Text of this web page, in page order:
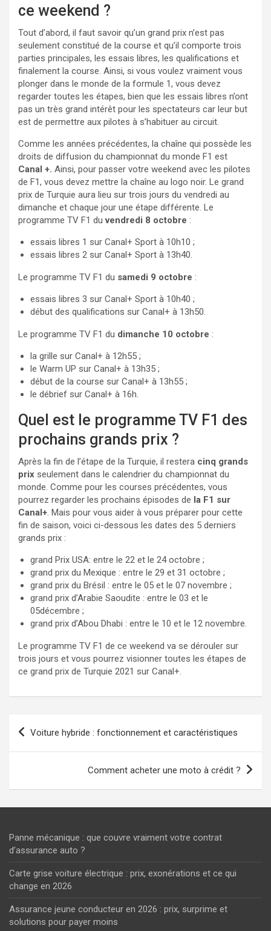
ce weekend ?
Tout d’abord, il faut savoir qu’un grand prix n’est pas
seulement constitué de la course et qu’il comporte trois
parties principales, les essais libres, les qualifications et
finalement la course. Ainsi, si vous voulez vraiment vous
plonger dans le monde de la formule 1, vous devez
regarder toutes les étapes, bien que les essais libres n’ont
pas un très grand intérêt pour les spectateurs car leur but
est de permettre aux pilotes à s’habituer au circuit.
Comme les années précédentes, la chaîne qui possède les
droits de diffusion du championnat du monde F1 est
Canal +. Ainsi, pour passer votre weekend avec les pilotes
de F1, vous devez mettre la chaîne au logo noir. Le grand
prix de Turquie aura lieu sur trois jours du vendredi au
dimanche et chaque jour une étape différente. Le
programme TV F1 du vendredi 8 octobre :
essais libres 1 sur Canal+ Sport à 10h10 ;
essais libres 2 sur Canal+ Sport à 13h40.
Le programme TV F1 du samedi 9 octobre :
essais libres 3 sur Canal+ Sport à 10h40 ;
début des qualifications sur Canal+ à 13h50.
Le programme TV F1 du dimanche 10 octobre :
la grille sur Canal+ à 12h55 ;
le Warm UP sur Canal+ à 13h35 ;
début de la course sur Canal+ à 13h55 ;
le débrief sur Canal+ à 16h.
Quel est le programme TV F1 des
prochains grands prix ?
Après la fin de l’étape de la Turquie, il restera cinq grands
prix seulement dans le calendrier du championnat du
monde. Comme pour les courses précédentes, vous
pourrez regarder les prochains épisodes de la F1 sur
Canal+. Mais pour vous aider à vous préparer pour cette
fin de saison, voici ci-dessous les dates des 5 derniers
grands prix :
grand Prix USA: entre le 22 et le 24 octobre ;
grand prix du Mexique : entre le 29 et 31 octobre ;
grand prix du Brésil : entre le 05 et le 07 novembre ;
grand prix d’Arabie Saoudite : entre le 03 et le
05décembre ;
grand prix d’Abou Dhabi : entre le 10 et le 12 novembre.
Le programme TV F1 de ce weekend va se dérouler sur
trois jours et vous pourrez visionner toutes les étapes de
ce grand prix de Turquie 2021 sur Canal+.
Navigation
Voiture hybride : fonctionnement et caractéristiques
Comment acheter une moto à crédit ?
Panne mécanique : que couvre vraiment votre contrat
d’assurance auto ?
Carte grise voiture électrique : prix, exonérations et ce qui
change en 2026
Assurance jeune conducteur en 2026 : prix, surprime et
solutions pour payer moins